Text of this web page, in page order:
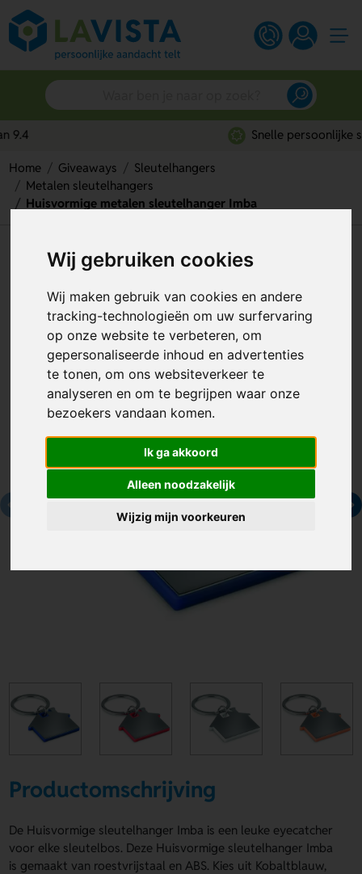
Wij gebruiken cookies
Wij maken gebruik van cookies en andere
tracking-technologieën om uw surfervaring
op onze website te verbeteren, om
gepersonaliseerde inhoud en advertenties
te tonen, om ons websiteverkeer te
analyseren en om te begrijpen waar onze
bezoekers vandaan komen.
Ik ga akkoord
Alleen noodzakelijk
Wijzig mijn voorkeuren
Snelle persoonlijke service
Home Giveaways
Sleutelhangers
Metalen sleutelhangers
Huisvormige metalen sleutelhanger Imba
Huisvormige metalen
Artikelnummer:121252
Productomschrijving
De Huisvormige sleutelhanger Imba is een leuke eyecatcher
voor elke sleutelbos. Deze Huisvormige sleutelhanger Imba
is gemaakt van roestvrijstaal en ABS. Kies uit Kobaltblauw,